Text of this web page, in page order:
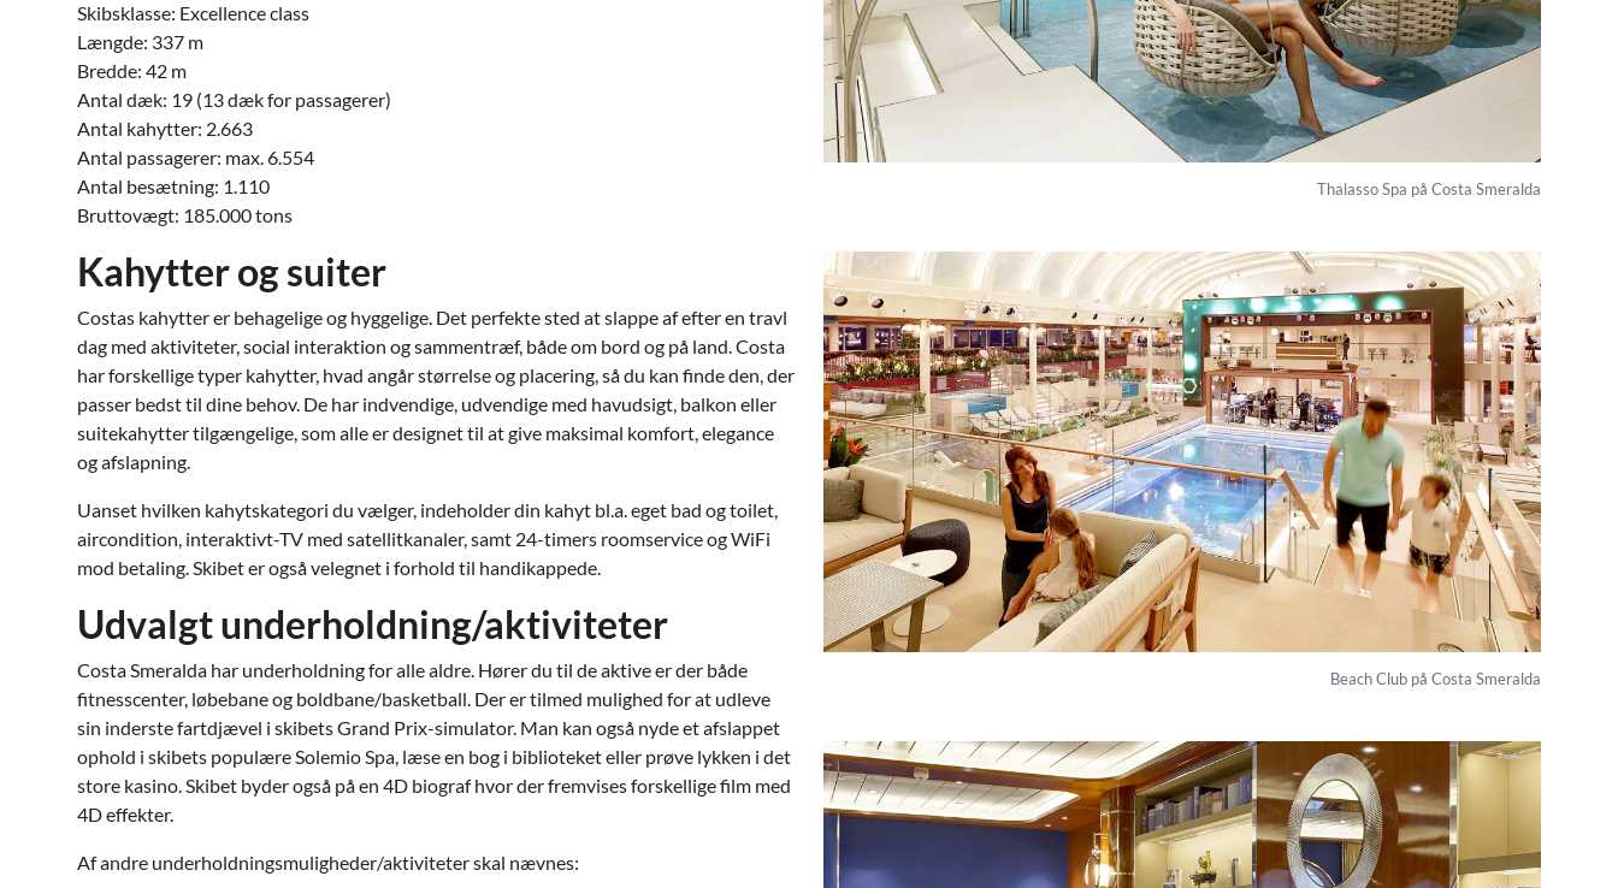
Skibsklasse: Excellence class
Længde: 337 m
Bredde: 42 m
Antal dæk: 19 (13 dæk for passagerer)
Antal kahytter: 2.663
Antal passagerer: max. 6.554
Antal besætning: 1.110
Bruttovægt: 185.000 tons
Kahytter og suiter
Costas kahytter er behagelige og hyggelige. Det perfekte sted at slappe af efter en travl
dag med aktiviteter, social interaktion og sammentræf, både om bord og på land. Costa
har forskellige typer kahytter, hvad angår størrelse og placering, så du kan finde den, der
passer bedst til dine behov. De har indvendige, udvendige med havudsigt, balkon eller
suitekahytter tilgængelige, som alle er designet til at give maksimal komfort, elegance
og afslapning.
Uanset hvilken kahytskategori du vælger, indeholder din kahyt bl.a. eget bad og toilet,
aircondition, interaktivt-TV med satellitkanaler, samt 24-timers roomservice og WiFi
mod betaling. Skibet er også velegnet i forhold til handikappede.
Udvalgt underholdning/aktiviteter
Costa Smeralda har underholdning for alle aldre. Hører du til de aktive er der både
fitnesscenter, løbebane og boldbane/basketball. Der er tilmed mulighed for at udleve
sin inderste fartdjævel i skibets Grand Prix-simulator. Man kan også nyde et afslappet
ophold i skibets populære Solemio Spa, læse en bog i biblioteket eller prøve lykken i det
store kasino. Skibet byder også på en 4D biograf hvor der fremvises forskellige film med
4D effekter.
Af andre underholdningsmuligheder/aktiviteter skal nævnes:
Thalasso Spa på Costa Smeralda
Beach Club på Costa Smeralda